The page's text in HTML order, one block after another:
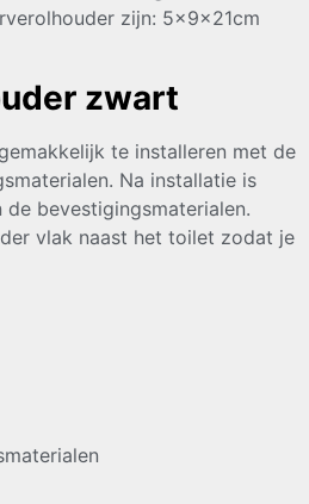
zijn: 5x9x21cm
zwart
te installeren met de
Na installatie is
bevestigingsmaterialen.
vlak naast het toilet zodat je